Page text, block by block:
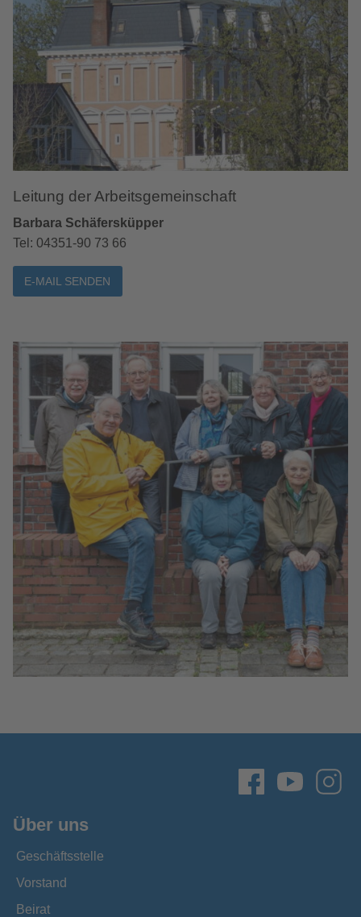
Leitung der Arbeitsgemeinschaft
Barbara Schäfersküpper
Tel: 04351-90 73 66
E-MAIL SENDEN
Über uns
Geschäftsstelle
Vorstand
Beirat